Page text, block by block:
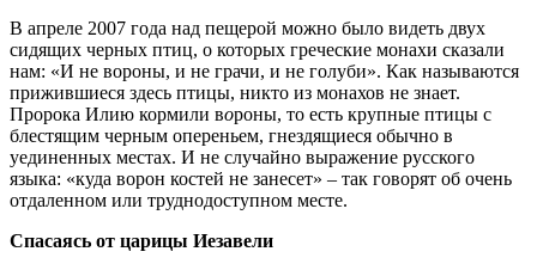
В апреле 2007 года над пещерой можно было видеть двух
сидящих черных птиц, о которых греческие монахи сказали
нам: «И не вороны, и не грачи, и не голуби». Как называются
прижившиеся здесь птицы, никто из монахов не знает.
Пророка Илию кормили вороны, то есть крупные птицы с
блестящим черным опереньем, гнездящиеся обычно в
уединенных местах. И не случайно выражение русского
языка: «куда ворон костей не занесет» – так говорят об очень
отдаленном или труднодоступном месте.
Спасаясь от царицы Иезавели